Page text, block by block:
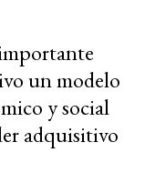
un modelo
y social
adquisitivo